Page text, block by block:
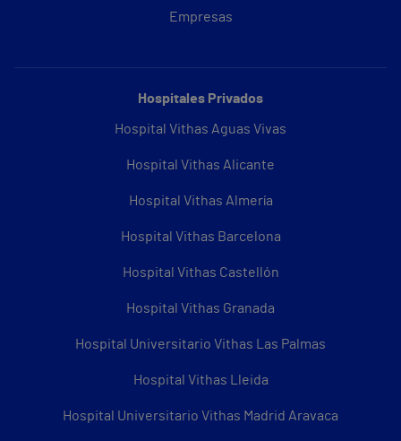
Empresas
Hospitales Privados
Hospital Vithas Aguas Vivas
Hospital Vithas Alicante
Hospital Vithas Almería
Hospital Vithas Barcelona
Hospital Vithas Castellón
Hospital Vithas Granada
Hospital Universitario Vithas Las Palmas
Hospital Vithas Lleida
Hospital Universitario Vithas Madrid Aravaca